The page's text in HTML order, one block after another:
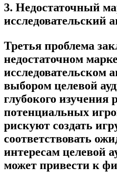
3. Недостаточный
исследовательский
Третья проблема
недостаточном
исследовательском
выбором целевой
глубокого
потенциальных
рискуют создать
соответствовать
интересам целевой
может привести к